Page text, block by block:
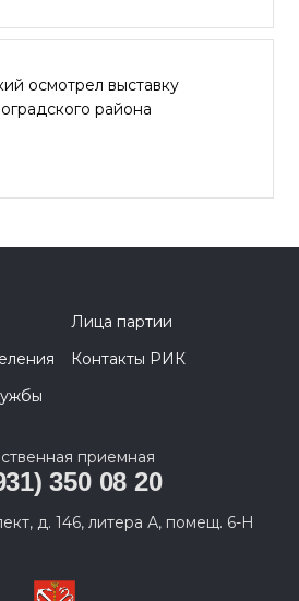
осмотрел выставку
района
Лица партии
Контакты РИК
приемная
350 08 20
д. 146, литера А, помещ. 6-Н